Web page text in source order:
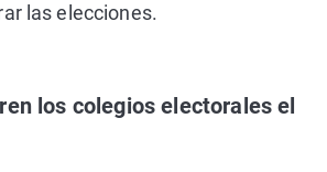
las elecciones.
los colegios electorales el